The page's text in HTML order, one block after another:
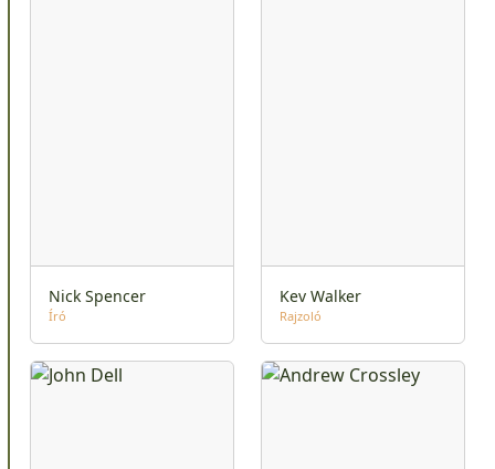
Nick Spencer
Író
Kev Walker
Rajzoló